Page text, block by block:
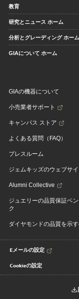
教育
研究とニュース ホーム
分析とグレーディング ホーム
GIAについて ホーム
GIAの機器について
小売業者サポート
キャンパス ストア
よくある質問（FAQ）
プレスルーム
ジェムキッズのウェブサイ
Alumni Collective
ジュエリーの品質保証ベ
ク
ダイヤモンドの品質を示
Eメールの設定
Cookieの設定